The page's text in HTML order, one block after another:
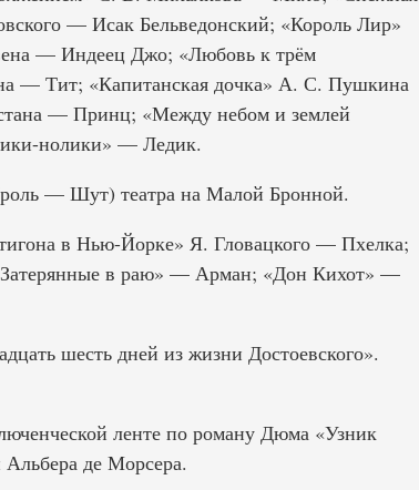
— Исак Бельведонский; «Король Лир»
— Индеец Джо; «Любовь к трём
— Тит; «Капитанская дочка» А. С. Пушкина
— Принц; «Между небом и землей
нолики» — Ледик.
— Шут) театра на Малой Бронной.
в Нью-Йорке» Я. Гловацкого — Пхелка;
в раю» — Арман; «Дон Кихот» —
шесть дней из жизни Достоевского».
ленте по роману Дюма «Узник
де Морсера.